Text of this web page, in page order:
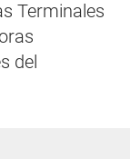
Terminales
del